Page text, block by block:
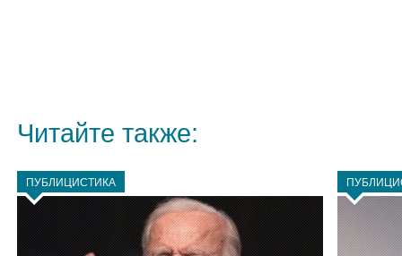
Читайте также:
ПУБЛИЦИСТИКА